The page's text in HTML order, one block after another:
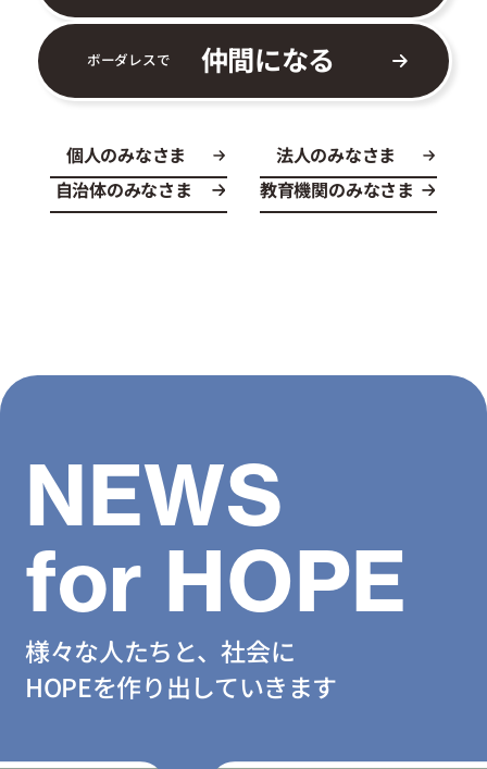
ボーダレスで 仲間になる
個人のみなさま
法人のみなさま
自治体のみなさま
教育機関のみなさま
NEWS
for HOPE
様々な人たちと、社会に
HOPEを作り出していきます